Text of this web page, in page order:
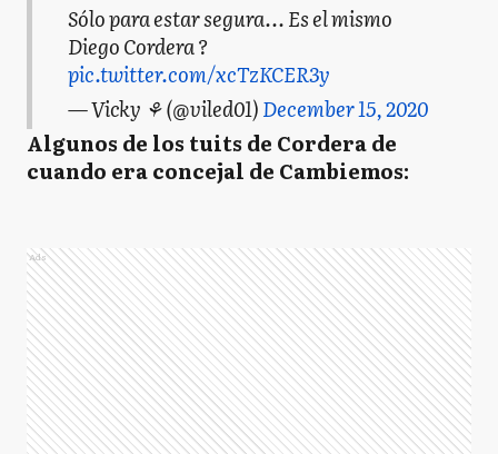
Sólo para estar segura... Es el mismo
Diego Cordera ?
pic.twitter.com/xcTzKCER3y
— Vicky ⚘ (@viled01)December 15, 2020
Algunos de los tuits de Cordera de
cuando era concejal de Cambiemos:
Ads